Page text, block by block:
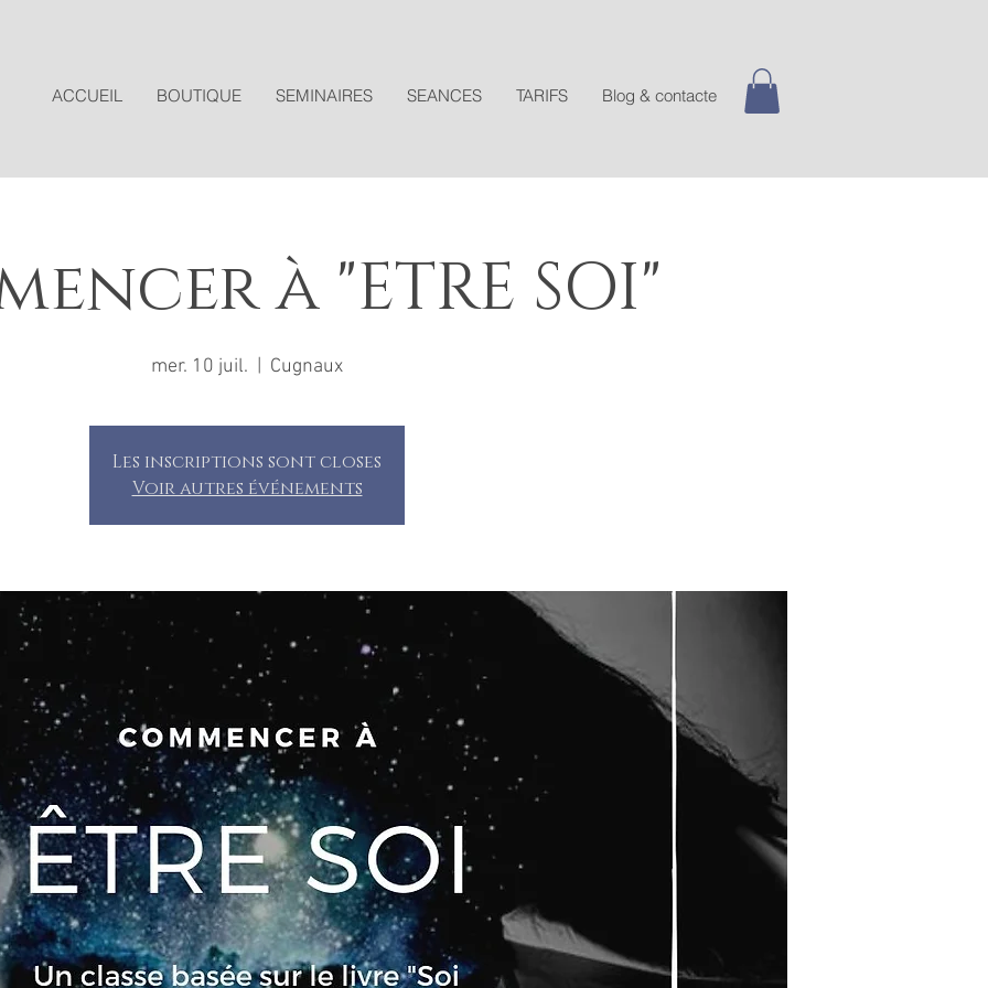
ACCUEIL BOUTIQUE SEMINAIRES SEANCES TARIFS Blog & contacte
à "ETRE SOI"
mer. 10 juil. Cugnaux
Les inscriptions sont closes
Voir autres événements